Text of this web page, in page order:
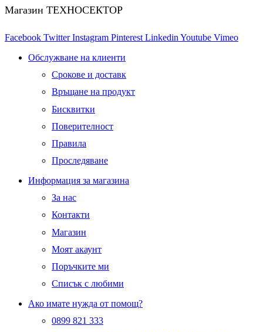
Магазин ТЕХНОСЕКТОР
Facebook Twitter Instagram Pinterest Linkedin Youtube Vimeo
Обслужване на клиенти
Срокове и доставк
Връщане на продукт
Бисквитки
Поверителност
Правила
Проследяване
Информация за магазина
За нас
Контакти
Магазин
Моят акаунт
Поръчките ми
Списък с любими
Ако имате нужда от помощ?
0899 821 333